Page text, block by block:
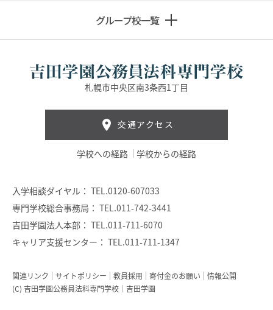
グループ校一覧
札幌市中央区南3条西1丁目
交通アクセス
学校への経路 学校からの経路
入学相談ダイヤル： TEL.0120-607033
専門学校総合事務局： TEL.011-742-3441
吉田学園法人本部： TEL.011-711-6070
キャリア支援センター： TEL.011-711-1347
関連リンク サイトポリシー 教員採用 寄付金のお願い
情報公開
(C) 吉田学園公務員法科専門学校｜吉田学園